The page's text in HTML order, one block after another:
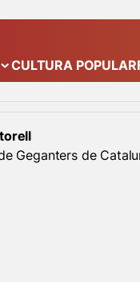
“Calendari”
Mostra el submenú de
CULTURA POPULAR
Geganters de